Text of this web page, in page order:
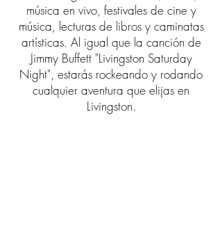
música en vivo, festivales de cine y
música, lecturas de libros y caminatas
artísticas. Al igual que la canción de
Jimmy Buffett "Livingston Saturday
Night", estarás rockeando y rodando
cualquier aventura que elijas en
Livingston.